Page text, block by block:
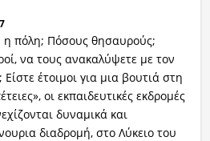
η πόλη; Πόσους θησαυρούς;
να τους ανακαλύψετε με τον
έτοιμοι για μια βουτιά στη
οι εκπαιδευτικές εκδρομές
δυναμικά και
διαδρομή, στο Λύκειο του